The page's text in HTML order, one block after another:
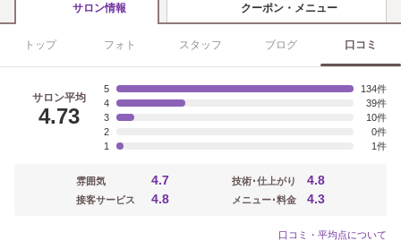
サロン情報 クーポン・メニュー
トップ フォト スタッフ ブログ 口コミ
サロン平均
4.73
5
134
4
39
3
10
2
0
1
1
雰囲気 4.7
接客サービス 4.8
技術･仕上がり 4.8
メニュー･料金 4.3
口コミ・平均点について